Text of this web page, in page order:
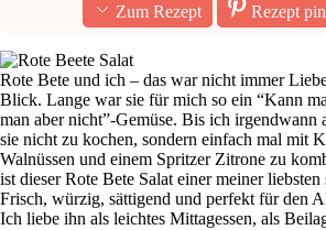
Zum Rezept
Rezept
Rote Bete und ich – das war nicht immer
Blick. Lange war sie für mich so ein “Kann
man aber nicht”-Gemüse. Bis ich irgendwann
sie nicht zu kochen, sondern einfach mal mit
Walnüssen und einem Spritzer Zitrone zu
ist dieser Rote Bete Salat einer meiner liebsten
Frisch, würzig, sättigend und perfekt für den
Ich liebe ihn als leichtes Mittagessen, als